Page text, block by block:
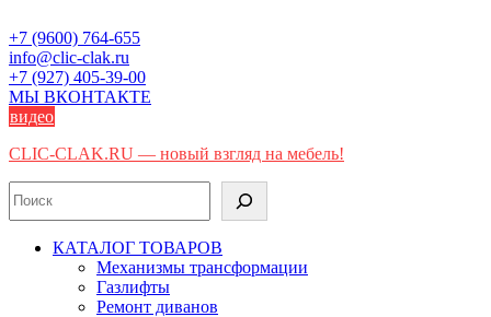
to
content
+7 (9600) 764-655
info@clic-clak.ru
+7 (927) 405-39-00
МЫ ВКОНТАКТЕ
видео
CLIC-CLAK.RU — новый взгляд на мебель!
КАТАЛОГ ТОВАРОВ
Механизмы трансформации
Газлифты
Ремонт диванов